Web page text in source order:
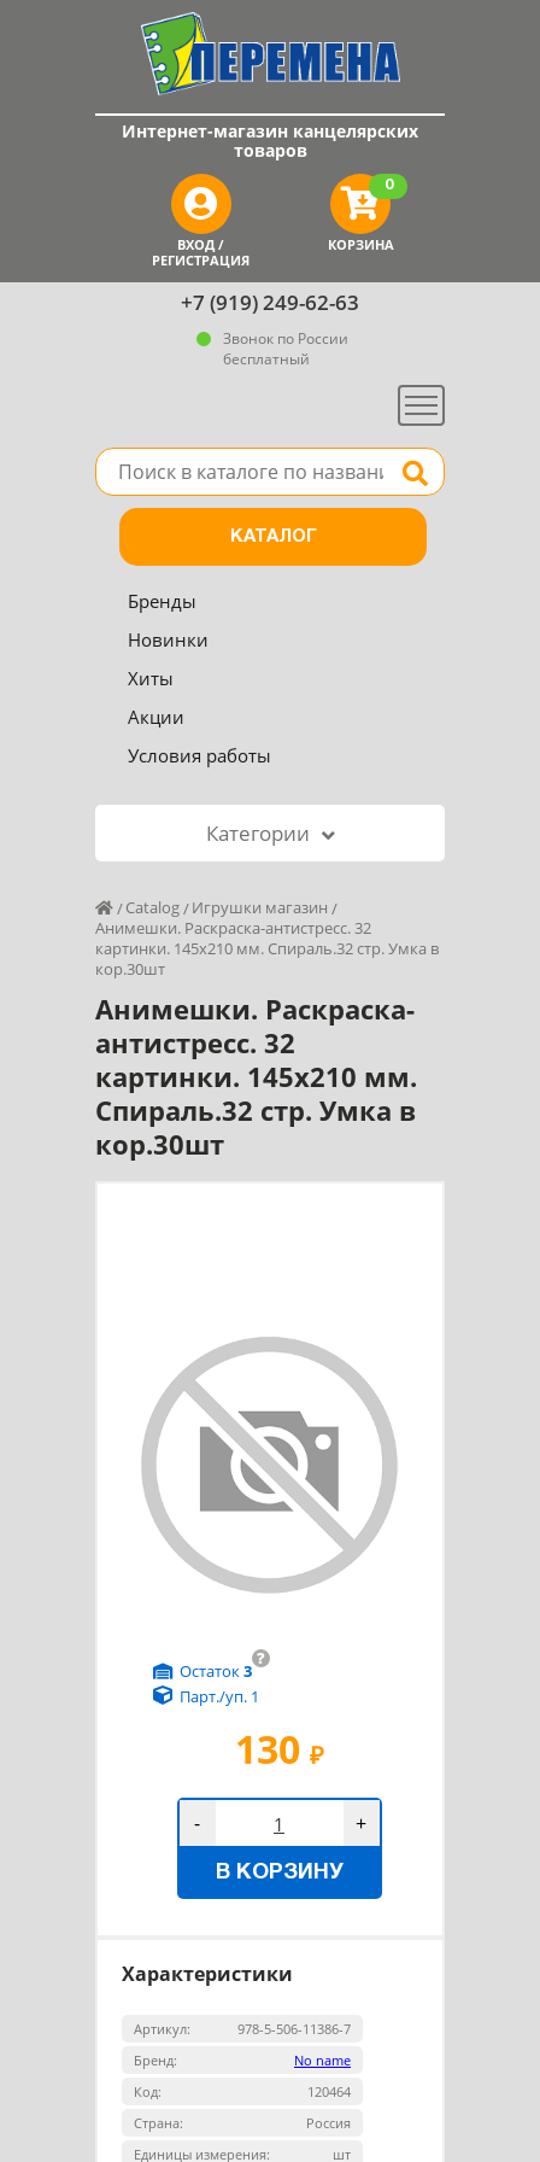
+7 (919) 249-62-63
Звонок по России
бесплатный
Меню
Интернет-магазин канцелярских
товаров
ВХОД /
РЕГИСТРАЦИЯ
КОРЗИНА
0
Поле для поиска товара в каталоге Найти
КАТАЛОГ
Бренды
Новинки
Хиты
Акции
Условия работы
Категории
Catalog
Игрушки магазин
Анимешки. Раскраска-антистресс. 32
картинки. 145х210 мм. Спираль.32 стр. Умка в
кор.30шт
Анимешки. Раскраска-
антистресс. 32
картинки. 145х210 мм.
Спираль.32 стр. Умка в
кор.30шт
130 ₽
?
Остаток3
Парт./уп. 1
- +
В КОРЗИНУ
Характеристики
Артикул:
978-5-506-11386-7
Бренд:
No name
Код:
120464
Страна:
Россия
Единицы измерения:
шт